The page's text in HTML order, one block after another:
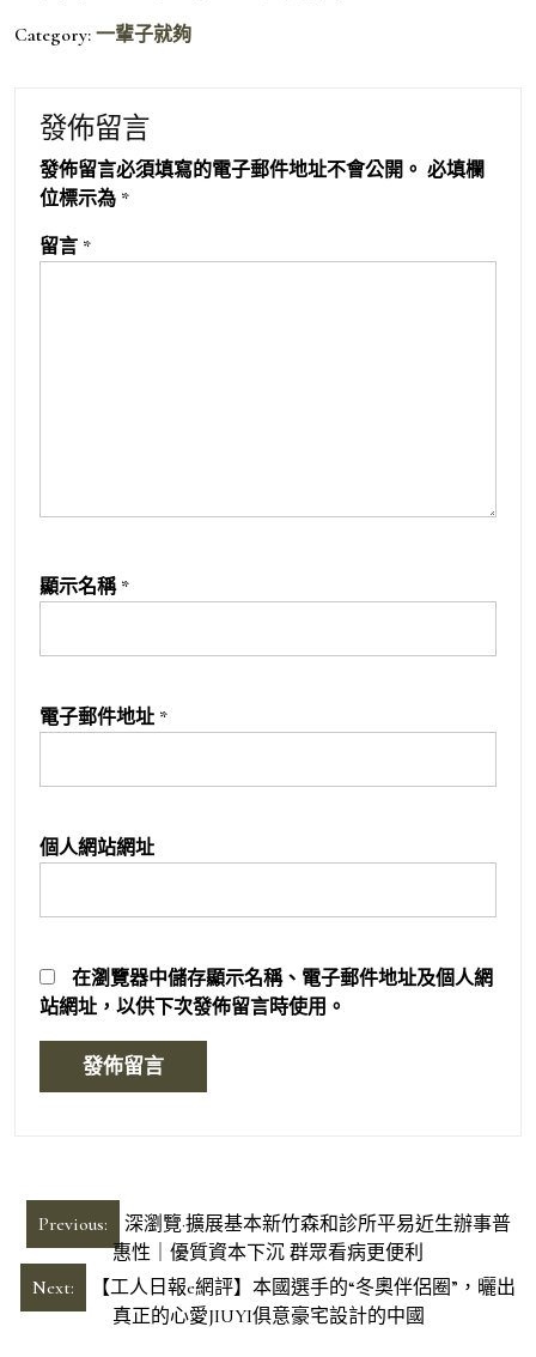
Category: 一輩子就夠
發佈留言
發佈留言必須填寫的電子郵件地址不會公開。 必填欄
位標示為 *
留言 *
顯示名稱 *
電子郵件地址 *
個人網站網址
在瀏覽器中儲存顯示名稱、電子郵件地址及個人網
站網址，以供下次發佈留言時使用。
文
章
導
Previous:
深瀏覽·擴展基本新竹森和診所平易近生辦事普
惠性｜優質資本下沉 群眾看病更便利
Next:
【工人日報e網評】本國選手的“冬奧伴侶圈”，曬出
真正的心愛JIUYI俱意豪宅設計的中國